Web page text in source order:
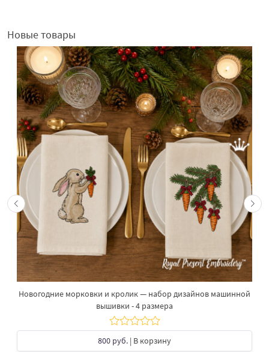
Новые товары
Новогодние морковки и кролик — набор дизайнов машинной
вышивки - 4 размера
800 руб. | В корзину